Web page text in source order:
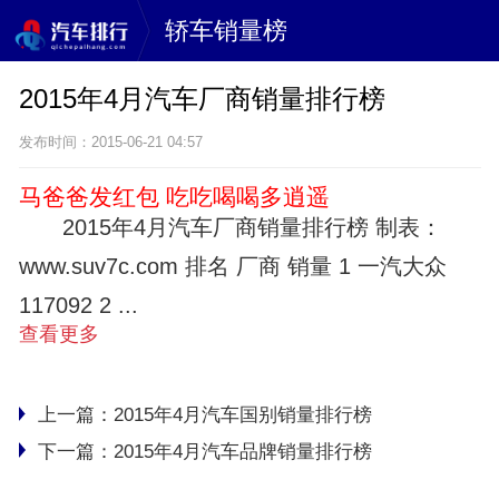
轿车销量榜
2015年4月汽车厂商销量排行榜
发布时间：2015-06-21 04:57
马爸爸发红包 吃吃喝喝多逍遥
2015年4月汽车厂商销量排行榜 制表：
www.suv7c.com 排名 厂商 销量 1 一汽大众
117092 2 ...
查看更多
上一篇： 2015年4月汽车国别销量排行榜
下一篇： 2015年4月汽车品牌销量排行榜